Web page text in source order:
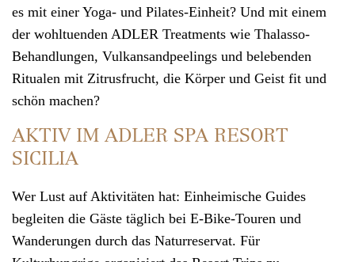
es mit einer Yoga- und Pilates-Einheit? Und mit einem
der wohltuenden ADLER Treatments wie Thalasso-
Behandlungen, Vulkansandpeelings und belebenden
Ritualen mit Zitrusfrucht, die Körper und Geist fit und
schön machen?
AKTIV IM ADLER SPA RESORT
SICILIA
Wer Lust auf Aktivitäten hat: Einheimische Guides
begleiten die Gäste täglich bei E-Bike-Touren und
Wanderungen durch das Naturreservat. Für